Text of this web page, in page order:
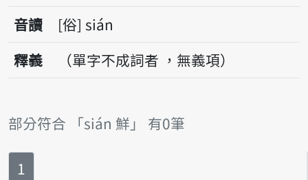
音讀
俗 sián
釋義
（單字不成詞者 ，無義項）
部分符合 「sián 鮮」 有0筆
第
1